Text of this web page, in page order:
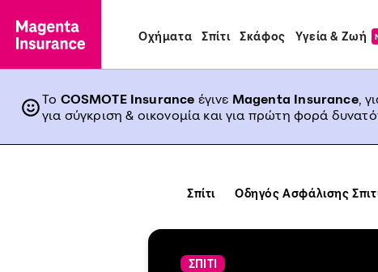
Οχήματα Σπίτι Σκάφος Υγεία & Ζωή
Το COSMOTE Insurance έγινε Magenta Insurance,
για σύγκριση & οικονομία και για πρώτη φορά
Σπίτι Οδηγός Ασφάλισης
ΣΠΙΤΙ